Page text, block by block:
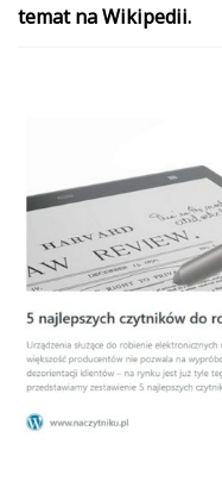
temat na Wikipedii.